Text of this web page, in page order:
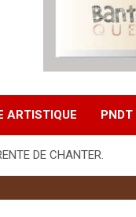
ARTISTIQUE PNDT
DE CHANTER.